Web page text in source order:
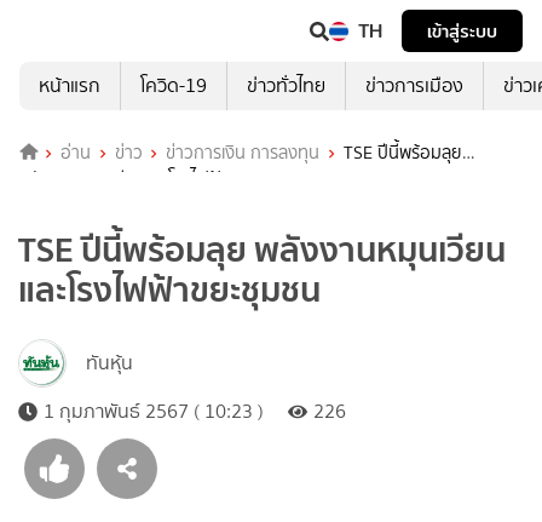
TH
เข้าสู่ระบบ
หน้าแรก
โควิด-19 ข่าวทั่วไทย ข่าวการเมือง ข่าว
อ่าน ข่าว ข่าวการเงิน การลงทุน
TSE ปีนี้พร้อมลุย
พลังงานหมุนเวียนและโรงไฟฟ้าขยะชุมชน
TSE ปีนี้พร้อมลุย พลังงานหมุนเวียน
และโรงไฟฟ้าขยะชุมชน
ทันหุ้น
1 กุมภาพันธ์ 2567 ( 10:23 )
226